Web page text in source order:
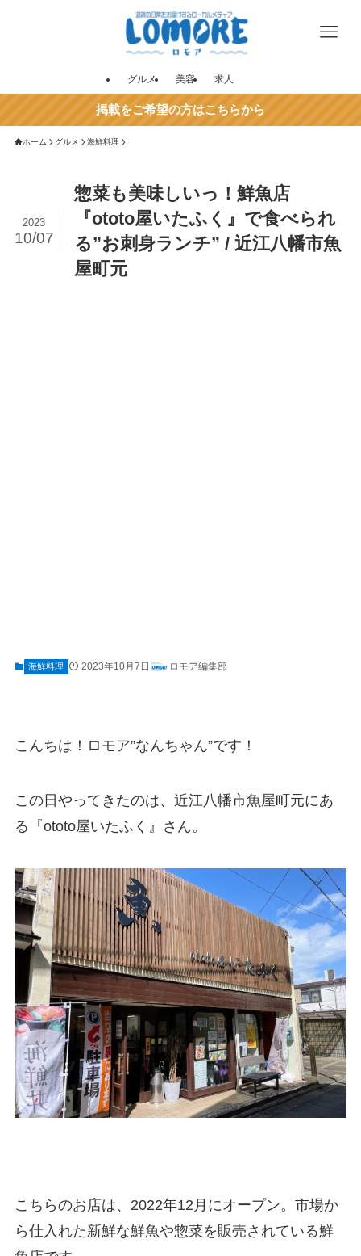
グルメ 美容 求人
掲載をご希望の方はこちらから
ホーム グルメ 海鮮料理
惣菜も美味しいっ！鮮魚店
『ototo屋いたふく』で食べられ
る”お刺身ランチ” / 近江八幡市魚
屋町元
2023
10/07
海鮮料理 2023年10月7日 ロモア編集部
こんちは！ロモア”なんちゃん”です！
この日やってきたのは、近江八幡市魚屋町元にあ
る『ototo屋いたふく』さん。
こちらのお店は、2022年12月にオープン。市場か
ら仕入れた新鮮な鮮魚や惣菜を販売されている鮮